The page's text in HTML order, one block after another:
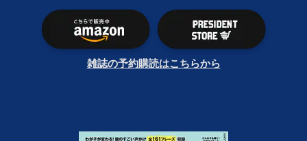
雑誌の予約購読はこちらから